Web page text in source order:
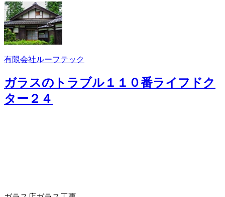
有限会社ルーフテック
ガラスのトラブル１１０番ライフドク
ター２４